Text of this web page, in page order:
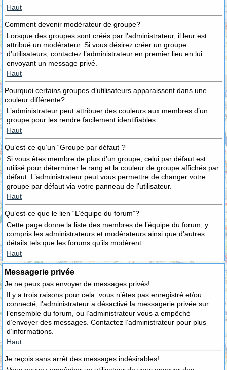
Haut
Comment devenir modérateur de groupe?
Lorsque des groupes sont créés par l’administrateur, il leur est
attribué un modérateur. Si vous désirez créer un groupe
d’utilisateurs, contactez l’administrateur en premier lieu en lui
envoyant un message privé.
Haut
Pourquoi certains groupes d’utilisateurs apparaissent dans une
couleur différente?
L’administrateur peut attribuer des couleurs aux membres d’un
groupe pour les rendre facilement identifiables.
Haut
Qu’est-ce qu’un “Groupe par défaut”?
Si vous êtes membre de plus d’un groupe, celui par défaut est
utilisé pour déterminer le rang et la couleur de groupe affichés par
défaut. L’administrateur peut vous permettre de changer votre
groupe par défaut via votre panneau de l’utilisateur.
Haut
Qu’est-ce que le lien “L’équipe du forum”?
Cette page donne la liste des membres de l’équipe du forum, y
compris les administrateurs et modérateurs ainsi que d’autres
détails tels que les forums qu’ils modèrent.
Haut
Messagerie privée
Je ne peux pas envoyer de messages privés!
Il y a trois raisons pour cela: vous n’êtes pas enregistré et/ou
connecté, l’administrateur a désactivé la messagerie privée sur
l’ensemble du forum, ou l’administrateur vous a empêché
d’envoyer des messages. Contactez l’administrateur pour plus
d’informations.
Haut
Je reçois sans arrêt des messages indésirables!